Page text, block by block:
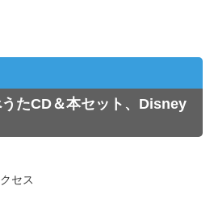
たCD＆本セット、Disney
セス